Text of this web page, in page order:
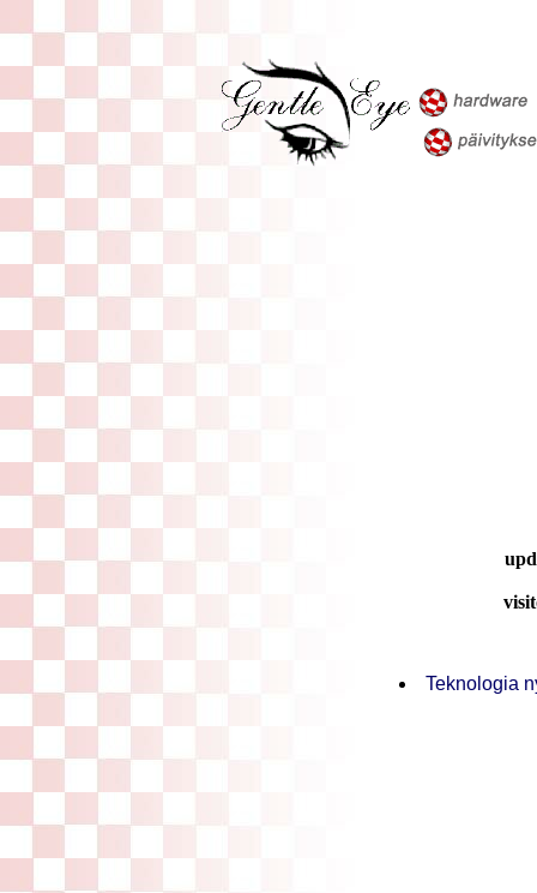
Teknologia